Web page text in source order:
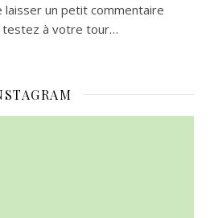
laisser un petit commentaire
testez à votre tour…